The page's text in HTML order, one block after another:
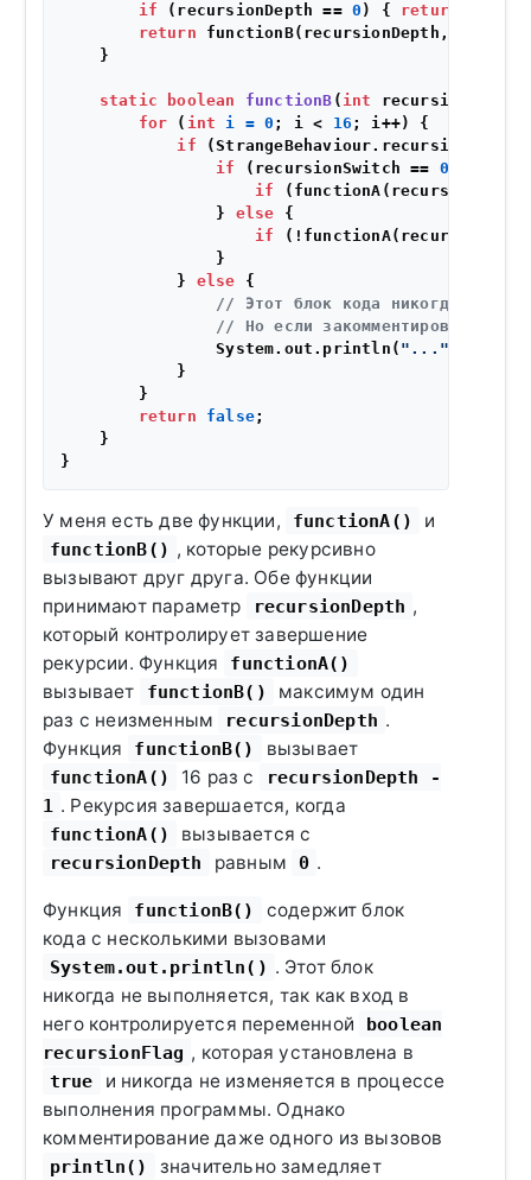
if (recursionDepth == 0 ) { return
return functionB(recursionDepth,
    }
static boolean functionB ( int
for ( int i = 0 ; i < 16 ; i++) {
if (StrangeBehaviour.recursionFlag)
if
(recursionSwitch == 0
if
                }
else {
if
                }
            }
else {
// Этот блок кода никогда не
// Но если закомментировать
                System.out.println(
"..."
            }
        }
return
false;
    }
У меня есть две функции, functionA() и
functionB() , которые рекурсивно
вызывают друг друга. Обе функции
принимают параметр
recursionDepth ,
который контролирует завершение
рекурсии. Функция
functionA()
вызывает functionB()
максимум один
раз с неизменным
recursionDepth .
Функция
functionB() вызывает
functionA() 16 раз с
recursionDepth -
1 . Рекурсия завершается, когда
functionA() вызывается с
recursionDepth равным 0 .
Функция functionB()
содержит блок
кода с несколькими вызовами
System.out.println() . Этот блок
никогда не выполняется, так как вход в
него контролируется переменной
boolean
recursionFlag , которая установлена в
true
и никогда не изменяется в процессе
выполнения программы. Однако
комментирование даже одного из вызовов
println()
значительно замедляет